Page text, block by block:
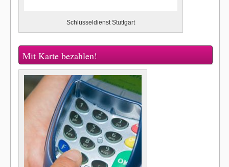
Schlüsseldienst Stuttgart
Mit Karte bezahlen!